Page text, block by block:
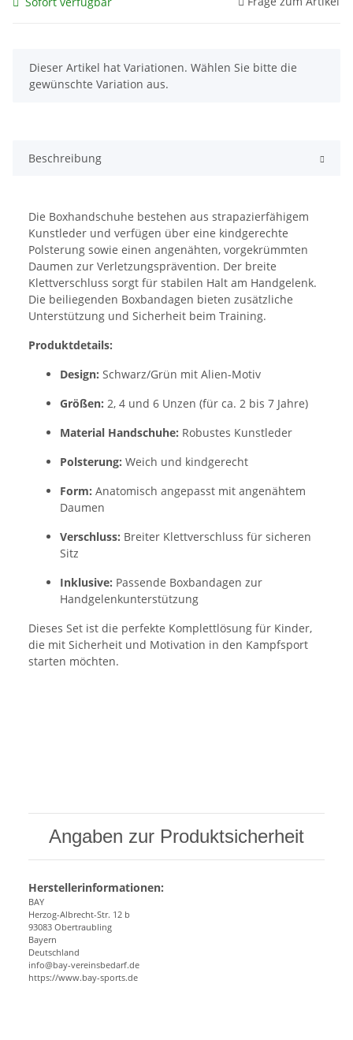
x
Dieser Artikel hat Variationen. Wählen Sie bitte die
gewünschte Variation aus.
Beschreibung
Die Boxhandschuhe bestehen aus strapazierfähigem
Kunstleder und verfügen über eine kindgerechte
Polsterung sowie einen angenähten, vorgekrümmten
Daumen zur Verletzungsprävention. Der breite
Klettverschluss sorgt für stabilen Halt am Handgelenk.
Die beiliegenden Boxbandagen bieten zusätzliche
Unterstützung und Sicherheit beim Training.
Produktdetails:
Design: Schwarz/Grün mit Alien-Motiv
Größen: 2, 4 und 6 Unzen (für ca. 2 bis 7 Jahre)
Material Handschuhe: Robustes Kunstleder
Polsterung: Weich und kindgerecht
Form: Anatomisch angepasst mit angenähtem
Daumen
Verschluss: Breiter Klettverschluss für sicheren
Sitz
Inklusive: Passende Boxbandagen zur
Handgelenkunterstützung
Dieses Set ist die perfekte Komplettlösung für Kinder,
die mit Sicherheit und Motivation in den Kampfsport
starten möchten.
Angaben zur Produktsicherheit
Herstellerinformationen:
BAY
Herzog-Albrecht-Str. 12 b
93083 Obertraubling
Bayern
Deutschland
info@bay-vereinsbedarf.de
https://www.bay-sports.de